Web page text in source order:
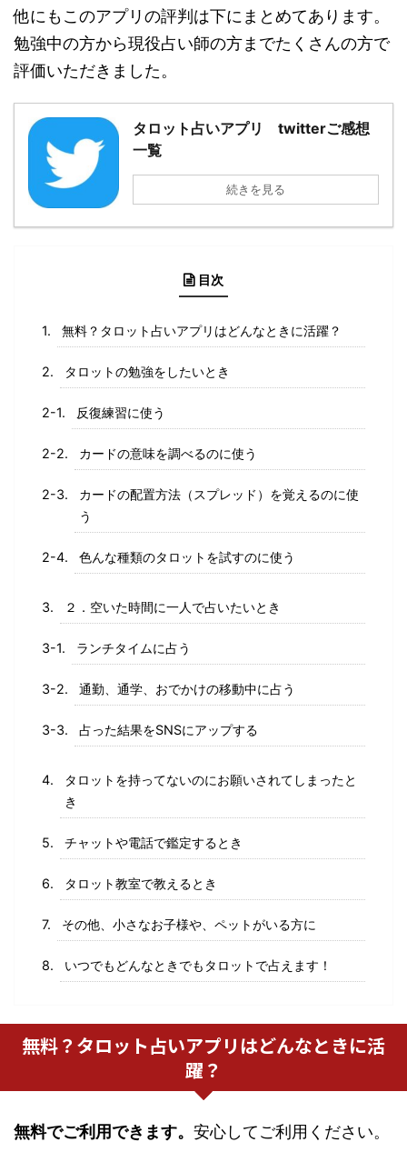
他にもこのアプリの評判は下にまとめてあります。
勉強中の方から現役占い師の方までたくさんの方で
評価いただきました。
タロット占いアプリ twitterご感想
一覧
続きを見る
目次
無料？タロット占いアプリはどんなときに活躍？
タロットの勉強をしたいとき
反復練習に使う
カードの意味を調べるのに使う
カードの配置方法（スプレッド）を覚えるのに使
う
色んな種類のタロットを試すのに使う
２．空いた時間に一人で占いたいとき
ランチタイムに占う
通勤、通学、おでかけの移動中に占う
占った結果をSNSにアップする
タロットを持ってないのにお願いされてしまったと
き
チャットや電話で鑑定するとき
タロット教室で教えるとき
その他、小さなお子様や、ペットがいる方に
いつでもどんなときでもタロットで占えます！
無料？タロット占いアプリはどんなときに活
躍？
無料でご利用できます。 安心してご利用ください。